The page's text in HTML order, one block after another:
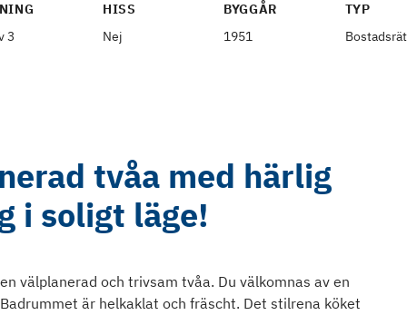
3
HISS
Nej
BYGGÅR
1951
TYP
tvåa med härlig
i soligt läge!
välplanerad och trivsam tvåa. Du välkomnas av en
är helkaklat och fräscht. Det stilrena köket